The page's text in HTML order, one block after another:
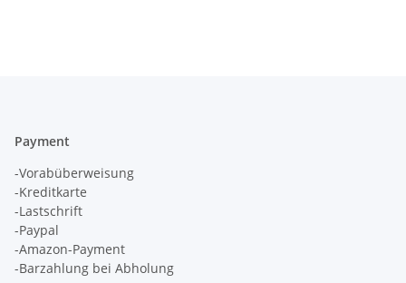
Payment
-Vorabüberweisung
-Kreditkarte
-Lastschrift
-Paypal
-Amazon-Payment
-Barzahlung bei Abholung